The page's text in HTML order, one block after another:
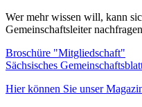
Wer mehr wissen will, kann
Gemeinschaftsleiter
Broschüre "Mitgliedschaft"
Sächsisches
Hier können Sie unser